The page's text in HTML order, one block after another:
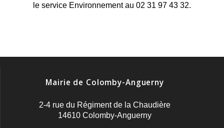
le service Environnement au 02 31 97 43 32.
Mairie de Colomby-Anguerny
2-4 rue du Régiment de la Chaudière
14610 Colomby-Anguerny